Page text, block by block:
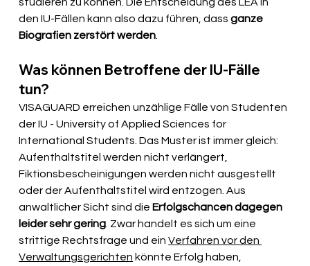
den IU-Fällen kann also dazu führen, dass ganze
Biografien zerstört werden
Was können Betroffene der IU-Fälle
tun?
VISAGUARD erreichen unzählige Fälle von Studenten
der IU - University of Applied Sciences for
International Students. Das Muster ist immer gleich:
Aufenthaltstitel werden nicht verlängert,
Fiktionsbescheinigungen werden nicht ausgestellt
oder der Aufenthaltstitel wird entzogen. Aus
anwaltlicher Sicht sind die Erfolgschancen dagegen
leider sehr gering . Zwar handelt es sich um eine
strittige Rechtsfrage und ein Verfahren vor den
Verwaltungsgerichten könnte Erfolg haben,